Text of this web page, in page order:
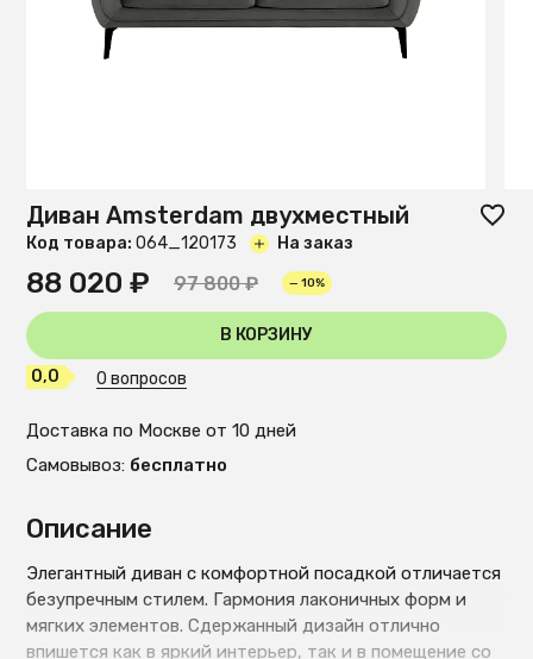
Описание
Элегантный диван с комфортной посадкой отличается
безупречным стилем. Гармония лаконичных форм и
мягких элементов. Сдержанный дизайн отлично
впишется как в яркий интерьер, так и в помещение со
Диван Amsterdam двухместный
Код товара: O64_120173 На заказ
88 020 ₽ 97 800 ₽ — 10%
В КОРЗИНУ
0,0 0 вопросов
Доставка по Москве от 10 дней
Самовывоз: бесплатно